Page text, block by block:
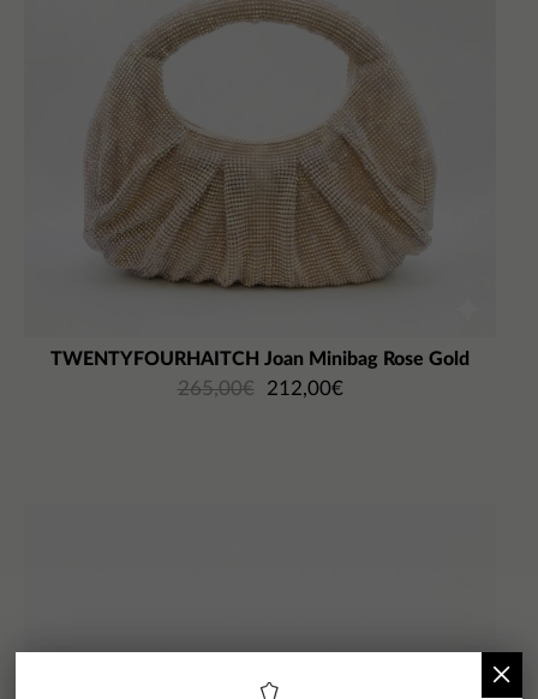
TWENTYFOURHAITCH Joan Minibag Rose Gold
265,00€ 212,00€
×